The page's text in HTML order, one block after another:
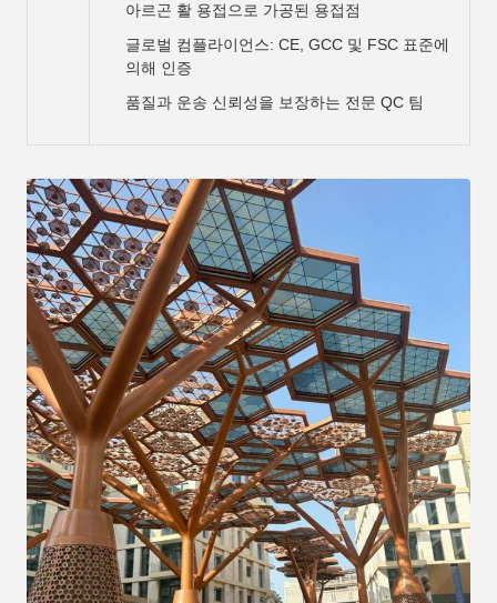
아르곤 활 용접으로 가공된 용접점
글로벌 컴플라이언스: CE, GCC 및 FSC 표준에
의해 인증
품질과 운송 신뢰성을 보장하는 전문 QC 팀